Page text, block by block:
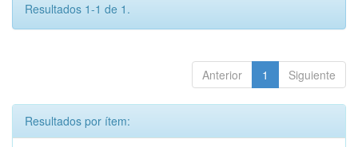
Resultados 1-1 de 1.
Anterior 1 Siguiente
Resultados por ítem: